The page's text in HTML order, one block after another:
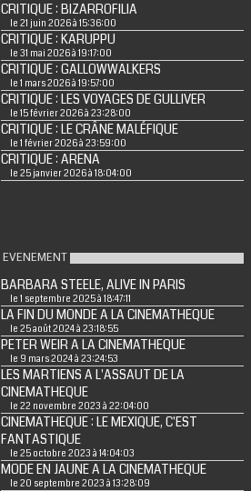
CRITIQUE : BIZARROFILIA
le 21 juin 2026 à 15:36:00
CRITIQUE : KARUPPU
le 31 mai 2026 à 19:17:00
CRITIQUE : GALLOWWALKERS
le 1 mars 2026 à 19:57:00
CRITIQUE : LES VOYAGES DE GULLIVER
le 15 février 2026 à 23:28:00
CRITIQUE : LE CRÂNE MALÉFIQUE
le 1 février 2026 à 23:59:00
CRITIQUE : ARENA
le 25 janvier 2026 à 18:04:00
EVENEMENT
BARBARA STEELE, ALIVE IN PARIS
le 1 septembre 2025 à 18:47:11
LA FIN DU MONDE A LA CINEMATHEQUE
le 25 août 2024 à 23:18:55
PETER WEIR A LA CINEMATHEQUE
le 9 mars 2024 à 23:24:53
LES MARTIENS A L'ASSAUT DE LA
CINEMATHEQUE
le 22 novembre 2023 à 22:04:00
CINEMATHEQUE : LE MEXIQUE, C'EST
FANTASTIQUE
le 25 octobre 2023 à 14:04:03
MODE EN JAUNE A LA CINEMATHEQUE
le 20 septembre 2023 à 13:28:09